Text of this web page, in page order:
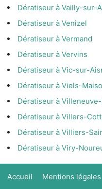
Dératiseur à Vailly-sur-
Dératiseur à Venizel
Dératiseur à Vermand
Dératiseur à Vervins
Dératiseur à Vic-sur-
Dératiseur à Viels-
Dératiseur à
Dératiseur à Villers-
Dératiseur à Villiers-
Dératiseur à Viry-
Accueil Mentions légales